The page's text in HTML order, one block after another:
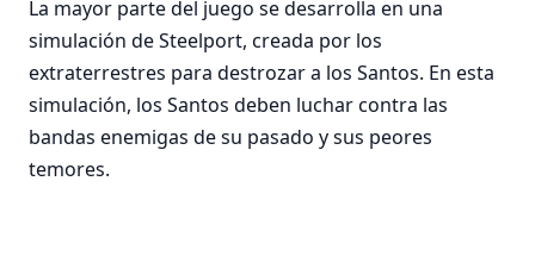
La mayor parte del juego se desarrolla en una
simulación de Steelport, creada por los
extraterrestres para destrozar a los Santos. En esta
simulación, los Santos deben luchar contra las
bandas enemigas de su pasado y sus peores
temores.